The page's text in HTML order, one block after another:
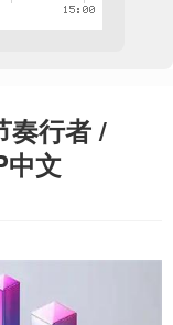
奏行者 /
文